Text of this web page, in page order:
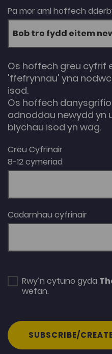
Pa mor aml hoffech
Os hoffech greu cyfrif
'ffefrynnau' yna
isod.
Os hoffech
adnoddau newydd yn
blychau isod yn wag.
Creu Cyfrinair
8-12 cymeriad
Cadarnhau cyfrinair
Rwy’n cytuno gyda
wefan.
SUBSCRIBE/